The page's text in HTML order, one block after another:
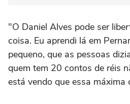
"O Daniel Alves pode ser
coisa. Eu aprendi lá em
pequeno, que as pessoas
quem tem 20 contos de réis
está vendo que essa